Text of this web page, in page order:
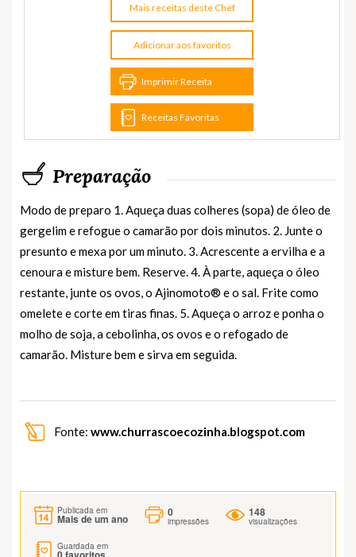
Mais receitas deste Chef
Adicionar aos favoritos
Imprimir Receita
Receitas Favoritas
Preparação
Modo de preparo 1. Aqueça duas colheres (sopa) de óleo de
gergelim e refogue o camarão por dois minutos. 2. Junte o
presunto e mexa por um minuto. 3. Acrescente a ervilha e a
cenoura e misture bem. Reserve. 4. À parte, aqueça o óleo
restante, junte os ovos, o Ajinomoto® e o sal. Frite como
omelete e corte em tiras finas. 5. Aqueça o arroz e ponha o
molho de soja, a cebolinha, os ovos e o refogado de
camarão. Misture bem e sirva em seguida.
Fonte: www.churrascoecozinha.blogspot.com
Publicada em
Mais de um ano
0
impressões
148
visualizações
Guardada em